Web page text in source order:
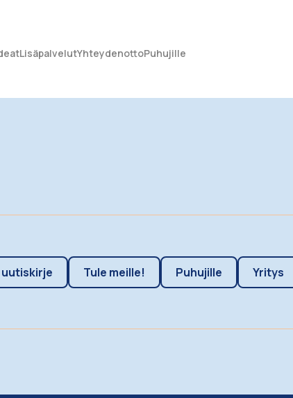
LisäpalvelutYhteydenottoPuhujille
uutiskirje Tule meille! Puhujille Yritys